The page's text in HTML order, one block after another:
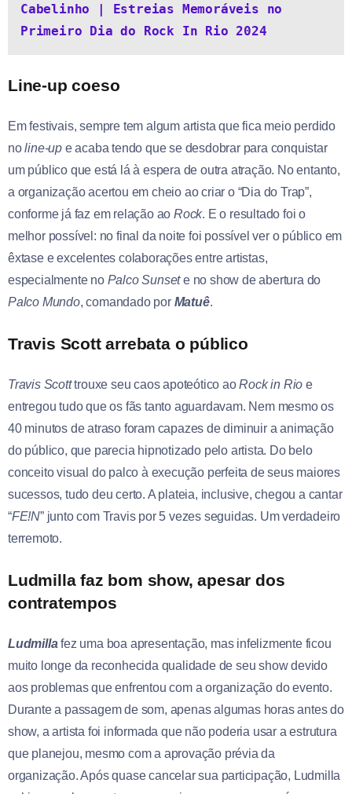
Cabelinho | Estreias Memoráveis no
Primeiro Dia do Rock In Rio 2024
Line-up coeso
Em festivais, sempre tem algum artista que fica meio perdido
noline-up e acaba tendo que se desdobrar para conquistar
um público que está lá à espera de outra atração. No entanto,
a organização acertou em cheio ao criar o “Dia do Trap”,
conforme já faz em relação aoRock. E o resultado foi o
melhor possível: no final da noite foi possível ver o público em
êxtase e excelentes colaborações entre artistas,
especialmente no Palco Sunsete no show de abertura do
Palco Mundo, comandado por Matuê.
Travis Scott arrebata o público
Travis Scotttrouxe seu caos apoteótico aoRock in Rio e
entregou tudo que os fãs tanto aguardavam. Nem mesmo os
40 minutos de atraso foram capazes de diminuir a animação
do público, que parecia hipnotizado pelo artista. Do belo
conceito visual do palco à execução perfeita de seus maiores
sucessos, tudo deu certo. A plateia, inclusive, chegou a cantar
“FE!N” junto com Travis por 5 vezes seguidas. Um verdadeiro
terremoto.
Ludmilla faz bom show, apesar dos
contratempos
Ludmillafez uma boa apresentação, mas infelizmente ficou
muito longe da reconhecida qualidade de seu show devido
aos problemas que enfrentou com a organização do evento.
Durante a passagem de som, apenas algumas horas antes do
show, a artista foi informada que não poderia usar a estrutura
que planejou, mesmo com a aprovação prévia da
organização. Após quase cancelar sua participação, Ludmilla